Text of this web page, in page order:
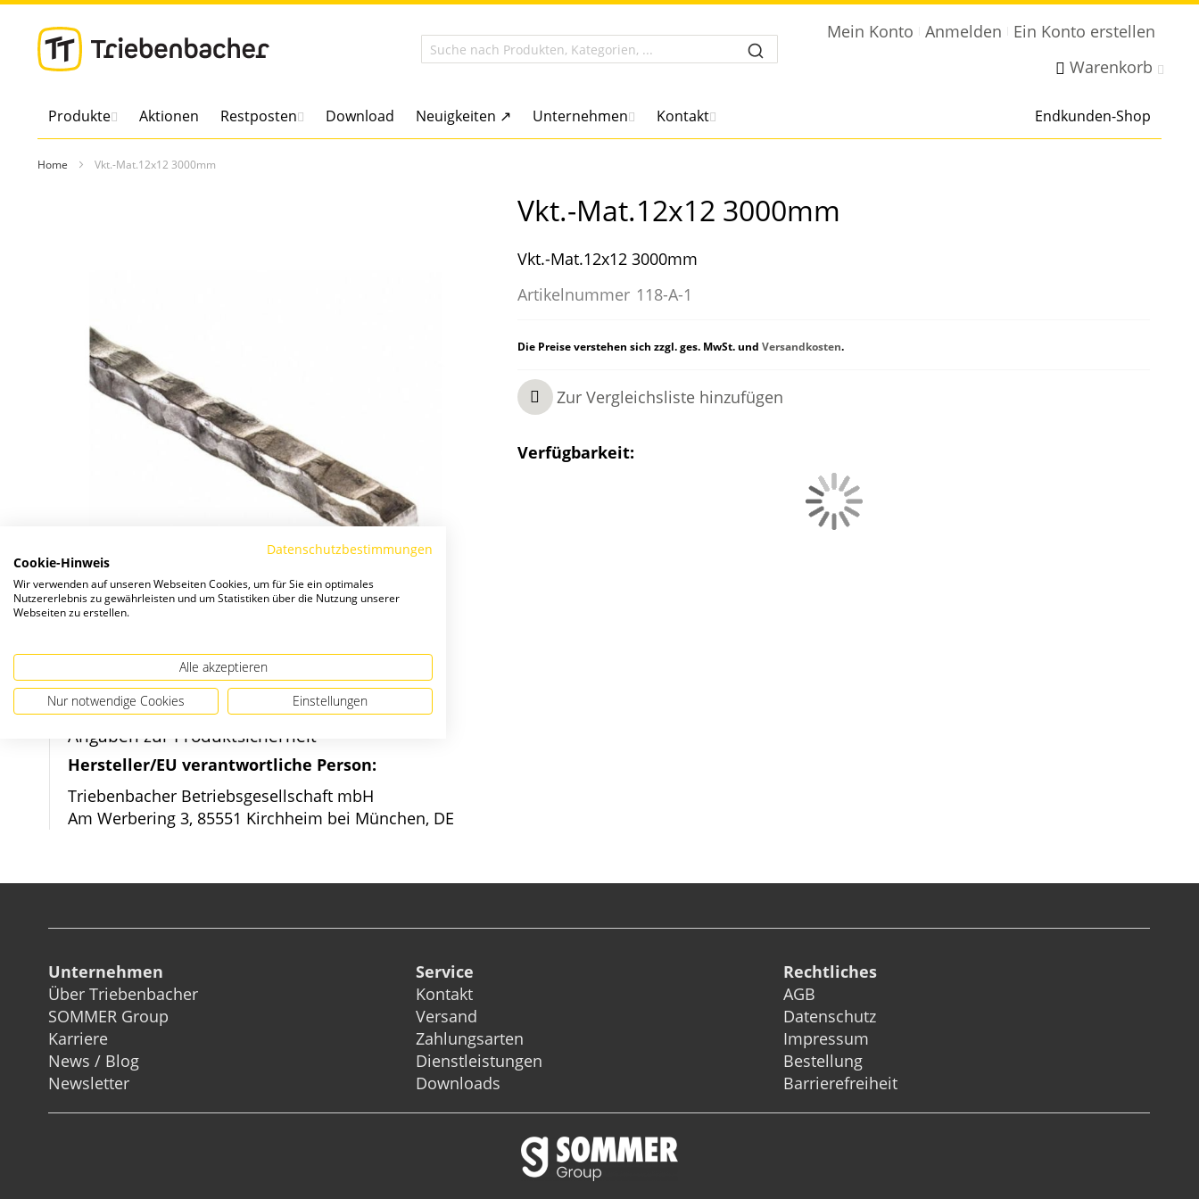
Direkt
zum
Mein Konto Anmelden
Ein Konto erstellen
Warenkorb
Produkte Aktionen Restposten Download Neuigkeiten ↗ Unternehmen Kontakt Endkunden-Shop
Home Vkt.-Mat.12x12 3000mm
Anfang
der
springen
Vkt.-Mat.12x12 3000mm
Vkt.-Mat.12x12 3000mm
Artikelnummer 118-A-1
Die Preise verstehen sich zzgl. ges. MwSt. und Versandkosten.
Zur Vergleichsliste hinzufügen
Verfügbarkeit:
Angaben zur Produktsicherheit
Hersteller/EU verantwortliche Person:
Triebenbacher Betriebsgesellschaft mbH
Am Werbering 3, 85551 Kirchheim bei München, DE
Unternehmen
Über Triebenbacher
SOMMER Group
Karriere
News / Blog
Newsletter
Service
Kontakt
Versand
Zahlungsarten
Dienstleistungen
Downloads
Rechtliches
AGB
Datenschutz
Impressum
Bestellung
Barrierefreiheit
Datenschutzbestimmungen
Cookie-Hinweis
Wir verwenden auf unseren Webseiten Cookies, um für Sie ein optimales
Nutzererlebnis zu gewährleisten und um Statistiken über die Nutzung unserer
Webseiten zu erstellen.
Alle akzeptieren
Nur notwendige Cookies Einstellungen